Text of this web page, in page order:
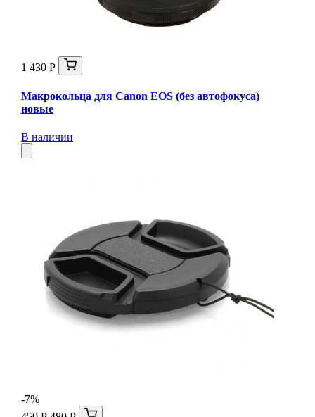
1 430 Р
Макрокольца для Canon EOS (без автофокуса)
новые
В наличии
-7%